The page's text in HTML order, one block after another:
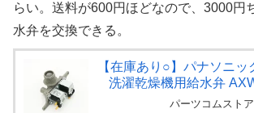
らい。送料が600円ほどなので、3000円
水弁を交換できる。
【在庫あり○】パナソニ
洗濯乾燥機用給水弁
パーツコムストア